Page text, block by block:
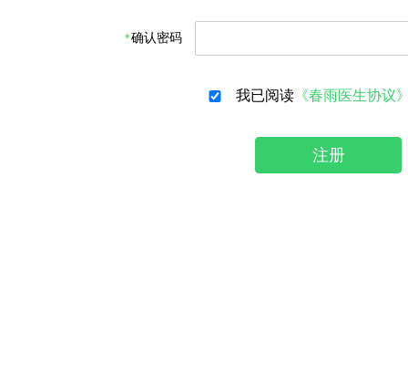
确认密码
我已阅读 《春雨医生协议
注册